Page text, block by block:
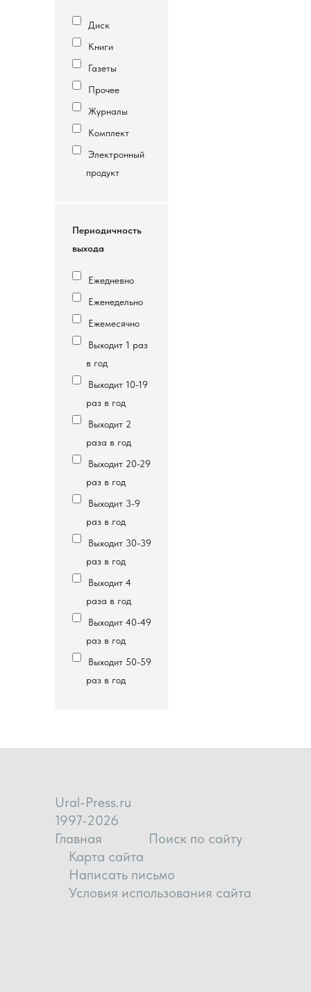
Диск
Книги
Газеты
Прочее
Журналы
Комплект
Электронный
продукт
Периодичность
выхода
Ежедневно
Еженедельно
Ежемесячно
Выходит 1 раз
в год
Выходит 10-19
раз в год
Выходит 2
раза в год
Выходит 20-29
раз в год
Выходит 3-9
раз в год
Выходит 30-39
раз в год
Выходит 4
раза в год
Выходит 40-49
раз в год
Выходит 50-59
раз в год
Ural-Press.ru
1997-2026
Главная
Поиск по сайту
Карта сайта
Написать письмо
Условия использования сайта